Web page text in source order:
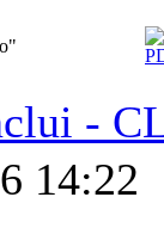
-
14:22